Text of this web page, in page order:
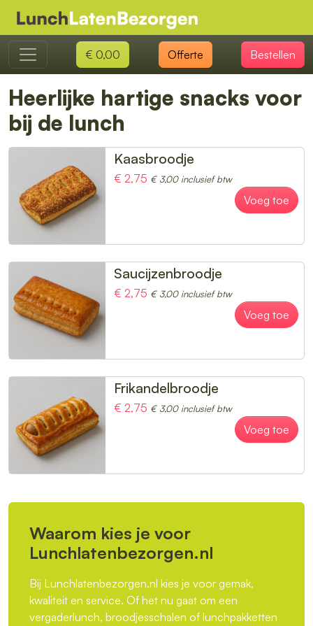
€ 0,00 Offerte Bestellen
Heerlijke hartige snacks voor
bij de lunch
Kaasbroodje
€ 2,75 € 3,00 inclusief btw
Voeg toe
Saucijzenbroodje
€ 2,75 € 3,00 inclusief btw
Voeg toe
Frikandelbroodje
€ 2,75 € 3,00 inclusief btw
Voeg toe
Waarom kies je voor
Lunchlatenbezorgen.nl
Bij Lunchlatenbezorgen.nl kies je voor gemak,
kwaliteit en service. Of het nu gaat om een
vergaderlunch, broodjesschalen of lunchpakketten